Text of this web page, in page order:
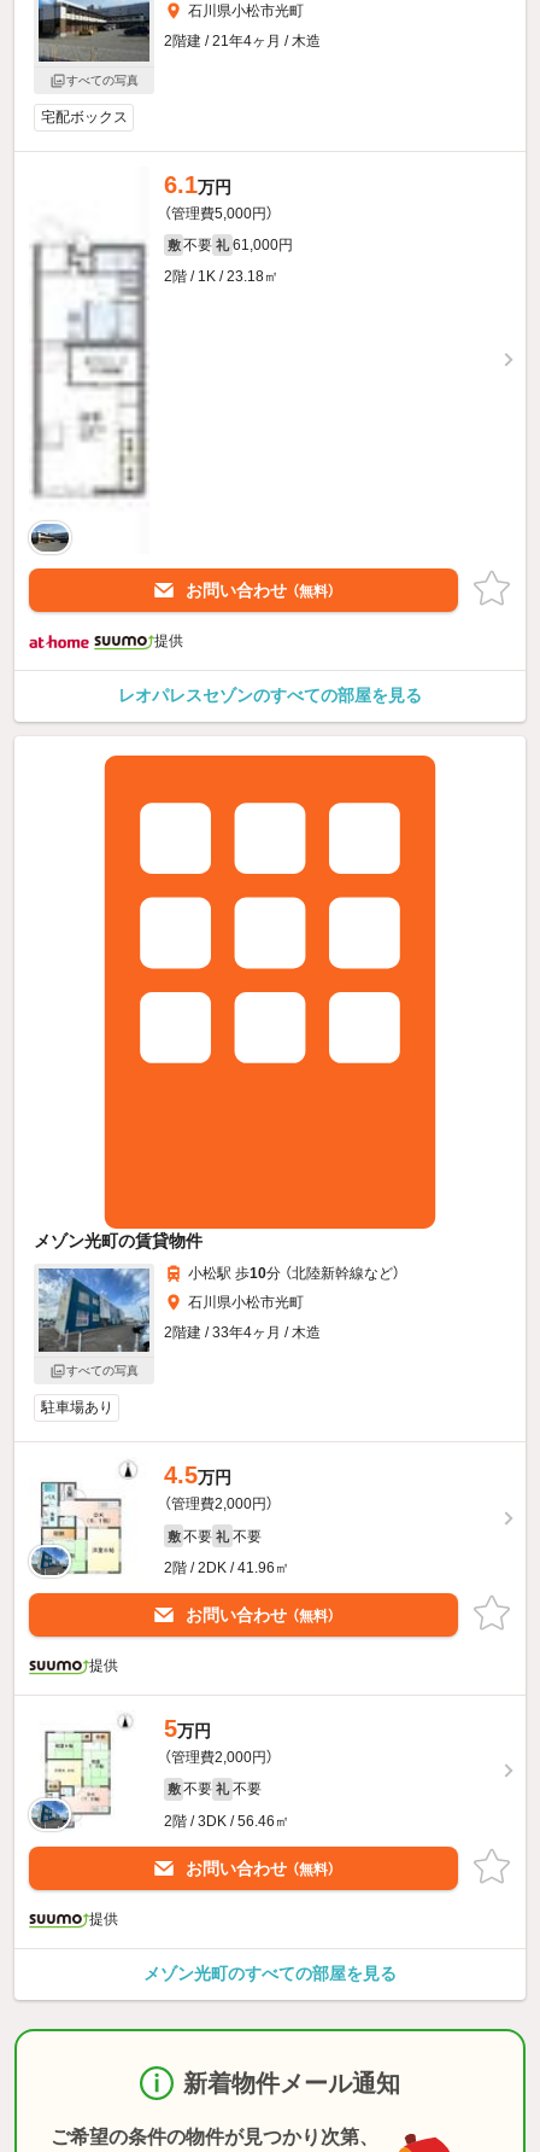
すべての写真
石川県小松市光町
2階建 / 21年4ヶ月 / 木造
宅配ボックス
6.1万円
（管理費5,000円）
敷 不要 礼 61,000円
2階 / 1K / 23.18㎡
お問い合わせ （無料）
提供
レオパレスセゾンのすべての部屋を見る
メゾン光町の賃貸物件
すべての写真
小松駅 歩10分 （北陸新幹線など）
石川県小松市光町
2階建 / 33年4ヶ月 / 木造
駐車場あり
4.5万円
（管理費2,000円）
敷 不要 礼 不要
2階 / 2DK / 41.96㎡
お問い合わせ （無料）
提供
5万円
（管理費2,000円）
敷 不要 礼 不要
2階 / 3DK / 56.46㎡
お問い合わせ （無料）
提供
メゾン光町のすべての部屋を見る
新着物件メール通知
ご希望の条件の物件が見つかり次第、